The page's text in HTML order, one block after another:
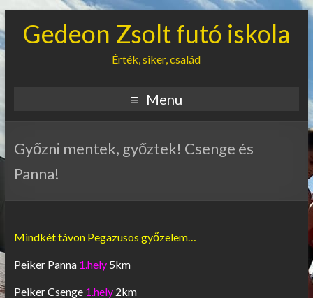
Gedeon Zsolt futó iskola
Érték, siker, család
Menu
Győzni mentek, győztek! Csenge és
Panna!
Mindkét távon Pegazusos győzelem…
Peiker Panna1.hely5km
Peiker Csenge 1.hely2km